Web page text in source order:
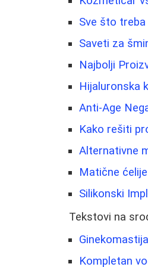
Sve što
Saveti za
Najbolji
Hijaluronska
Anti-Age
Kako rešiti
Alternativne
Matične
Silikonski
Tekstovi na
Kompletan